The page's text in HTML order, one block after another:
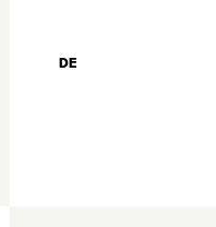
DE